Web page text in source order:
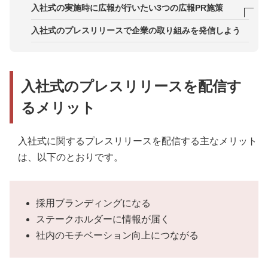
項目3．役員や新入社員のコメント・メッセージ
項目4．新入社員研修など入社後の育成プログラム
ポイント2．スピーチや事業紹介でストーリー性を
事例1．三菱鉛筆株式会社
事例2．森永乳業株式会社
事例5．キユーピー株式会社
事例6．合同会社DMM.com
事例7．株式会社マーキュリー
事例8．中部国際空港株式会社
事例9．株式会社AQ Group
事例10．ニッカホーム株式会社
入社式の実施時に広報が行いたい3つの広報PR施策
1．プレスリリースの配信時期に応じた内容を検討
する
入社式のプレスリリースで企業の取り組みを発信しよう
入社式のプレスリリースを配信す
るメリット
入社式に関するプレスリリースを配信する主なメリット
は、以下のとおりです。
採用ブランディングになる
ステークホルダーに情報が届く
社内のモチベーション向上につながる